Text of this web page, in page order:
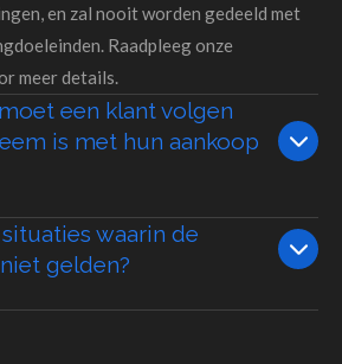
en zal nooit worden gedeeld met
Raadpleeg onze
meer details.
een klant volgen
is met hun aankoop
waarin de
gelden?